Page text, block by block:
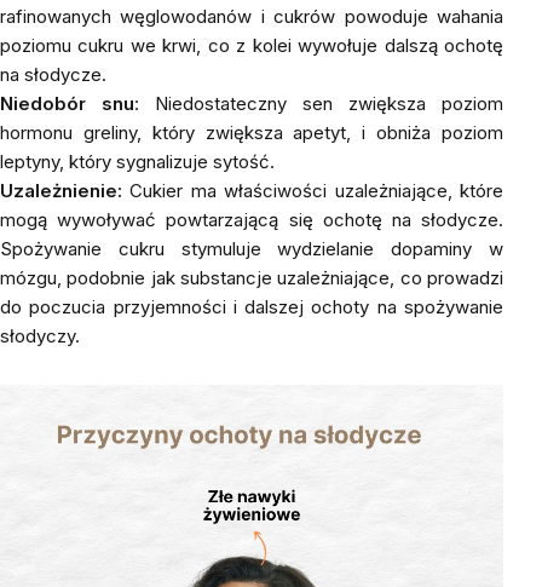
rafinowanych węglowodanów i cukrów powoduje wahania
poziomu cukru we krwi, co z kolei wywołuje dalszą ochotę
na słodycze.
Niedobór snu: Niedostateczny sen zwiększa poziom
hormonu greliny, który zwiększa apetyt, i obniża poziom
leptyny, który sygnalizuje sytość.
Uzależnienie: Cukier ma właściwości uzależniające, które
mogą wywoływać powtarzającą się ochotę na słodycze.
Spożywanie cukru stymuluje wydzielanie dopaminy w
mózgu, podobnie jak substancje uzależniające, co prowadzi
do poczucia przyjemności i dalszej ochoty na spożywanie
słodyczy.